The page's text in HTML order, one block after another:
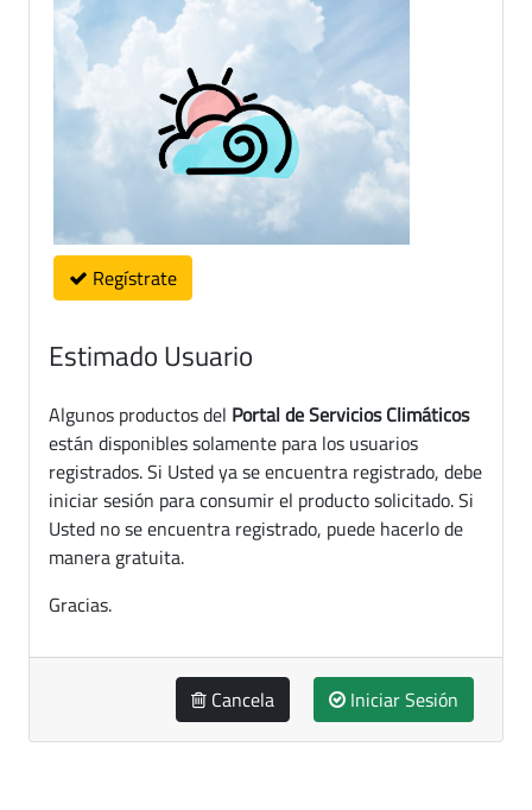
Regístrate
Estimado Usuario
Algunos productos del Portal de Servicios Climáticos
están disponibles solamente para los usuarios
registrados. Si Usted ya se encuentra registrado, debe
iniciar sesión para consumir el producto solicitado. Si
Usted no se encuentra registrado, puede hacerlo de
manera gratuita.
Gracias.
Cancela Iniciar Sesión